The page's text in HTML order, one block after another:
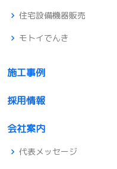
住宅設備機器販売
モトイでんき
施工事例
採用情報
会社案内
代表メッセージ